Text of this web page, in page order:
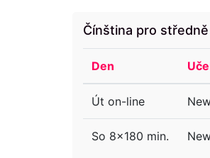
Čínština pro
Den
Út on-line
So 8x180 min.